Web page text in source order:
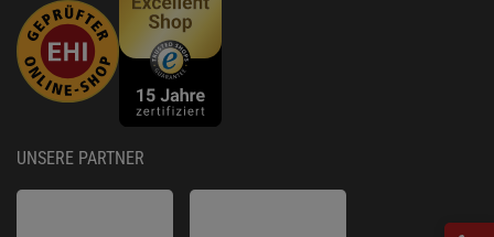
UNSERE PARTNER